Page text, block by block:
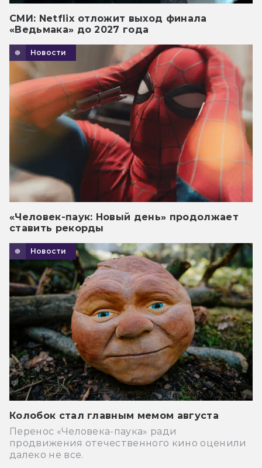
СМИ: Netflix отложит выход финала
«Ведьмака» до 2027 года
Новости
«Человек-паук: Новый день» продолжает
ставить рекорды
Новости
Колобок стал главным мемом августа
Перенос «Человека-паука» ради
продвижения отечественного кино оценили
далеко не все.